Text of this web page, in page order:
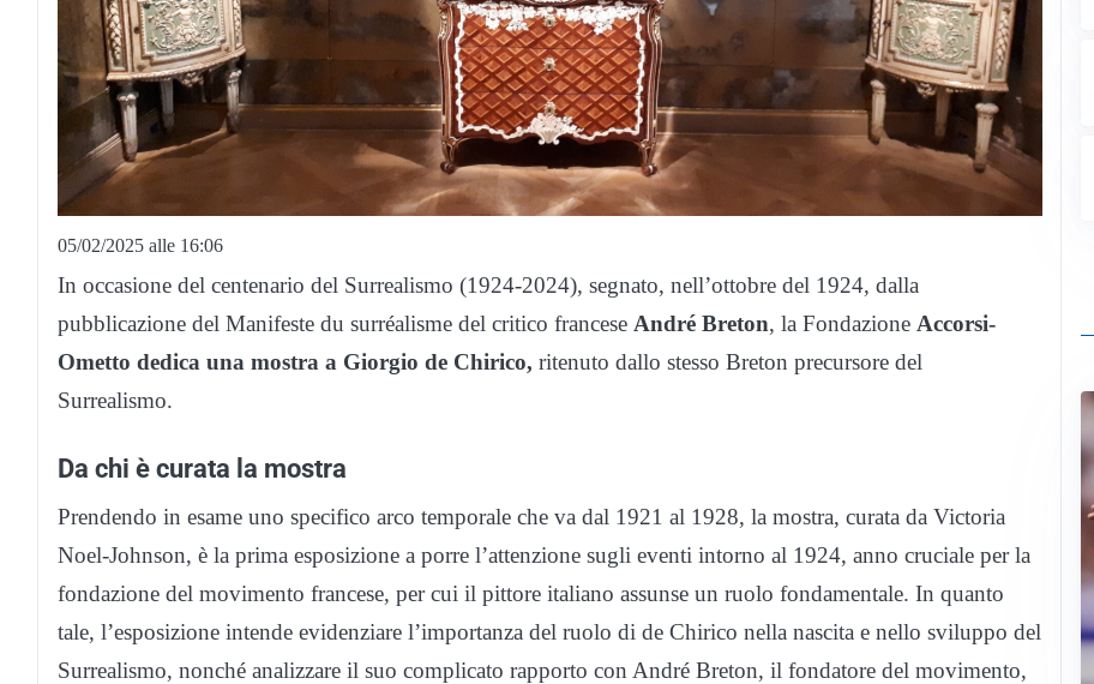
05/02/2025 alle 16:06
In occasione del centenario del Surrealismo (1924-2024), segnato, nell’ottobre del 1924, dalla
pubblicazione del Manifeste du surréalisme del critico francese André Breton, la Fondazione Accorsi-
Ometto dedica una mostra a Giorgio de Chirico, ritenuto dallo stesso Breton precursore del
Surrealismo.
Da chi è curata la mostra
Prendendo in esame uno specifico arco temporale che va dal 1921 al 1928, la mostra, curata da Victoria
Noel-Johnson, è la prima esposizione a porre l’attenzione sugli eventi intorno al 1924, anno cruciale per la
fondazione del movimento francese, per cui il pittore italiano assunse un ruolo fondamentale. In quanto
tale, l’esposizione intende evidenziare l’importanza del ruolo di de Chirico nella nascita e nello sviluppo del
Surrealismo, nonché analizzare il suo complicato rapporto con André Breton, il fondatore del movimento,